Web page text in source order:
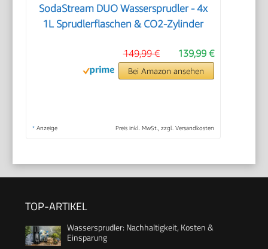
SodaStream DUO Wassersprudler - 4x
1L Sprudlerflaschen & CO2-Zylinder
139,99 €
149,99 €
Bei Amazon ansehen
* Anzeige Preis inkl. MwSt., zzgl. Versandkosten
TOP-ARTIKEL
Wassersprudler: Nachhaltigkeit, Kosten &
Einsparung